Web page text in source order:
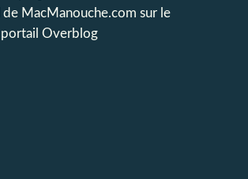
de MacManouche.com sur le
portail Overblog